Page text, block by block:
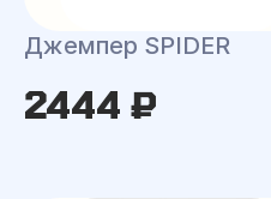
Джемпер SPIDER
2444 ₽